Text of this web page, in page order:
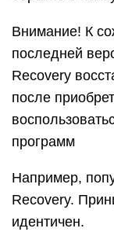
Внимание! К
последней
Recovery
после
программ
Например,
Recovery.
идентичен.